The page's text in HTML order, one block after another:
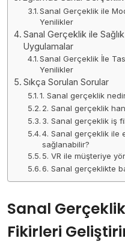
Sanal Gerçeklik ile
Yenilikler
Sanal Gerçeklik ile
Uygulamalar
Sanal Gerçeklik İle
Yenilikler
Sıkça Sorulan Sorular
1. Sanal gerçeklik
2. Sanal gerçeklik
3. Sanal gerçeklik iş
4. Sanal gerçeklik ile
sağlanabilir?
5. VR ile müşteriye
6. Sanal gerçeklikte
Sanal
Fikirleri